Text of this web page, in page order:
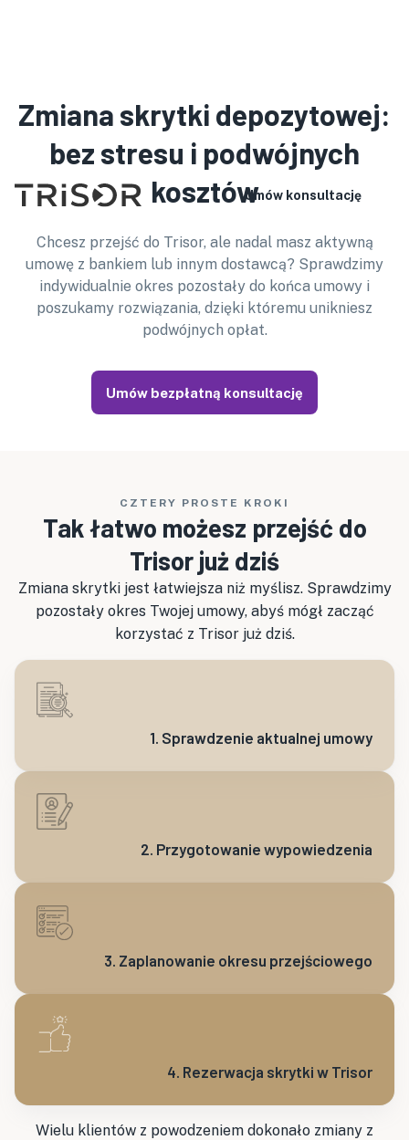
sobą tłumacza.
Umów konsultację
Zmiana skrytki depozytowej:
bez stresu i podwójnych
kosztów
Chcesz przejść do Trisor, ale nadal masz aktywną
umowę z bankiem lub innym dostawcą? Sprawdzimy
indywidualnie okres pozostały do końca umowy i
poszukamy rozwiązania, dzięki któremu unikniesz
podwójnych opłat.
Umów bezpłatną konsultację
CZTERY PROSTE KROKI
Tak łatwo możesz przejść do
Trisor już dziś
Zmiana skrytki jest łatwiejsza niż myślisz. Sprawdzimy
pozostały okres Twojej umowy, abyś mógł zacząć
korzystać z Trisor już dziś.
1. Sprawdzenie aktualnej umowy
2. Przygotowanie wypowiedzenia
3. Zaplanowanie okresu przejściowego
4. Rezerwacja skrytki w Trisor
Wielu klientów z powodzeniem dokonało zmiany z